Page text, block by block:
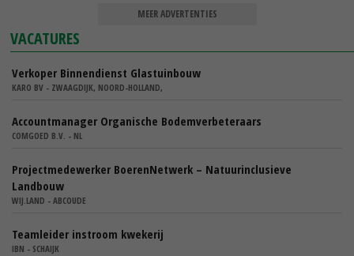
MEER ADVERTENTIES
VACATURES
Verkoper Binnendienst Glastuinbouw
KARO BV - ZWAAGDIJK, NOORD-HOLLAND,
Accountmanager Organische Bodemverbeteraars
COMGOED B.V. - NL
Projectmedewerker BoerenNetwerk – Natuurinclusieve
Landbouw
WIJ.LAND - ABCOUDE
Teamleider instroom kwekerij
IBN - SCHAIJK